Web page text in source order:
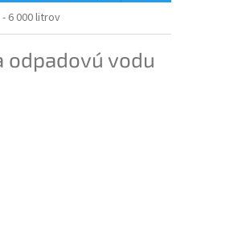
- 6 000 litrov
odpadovú vodu